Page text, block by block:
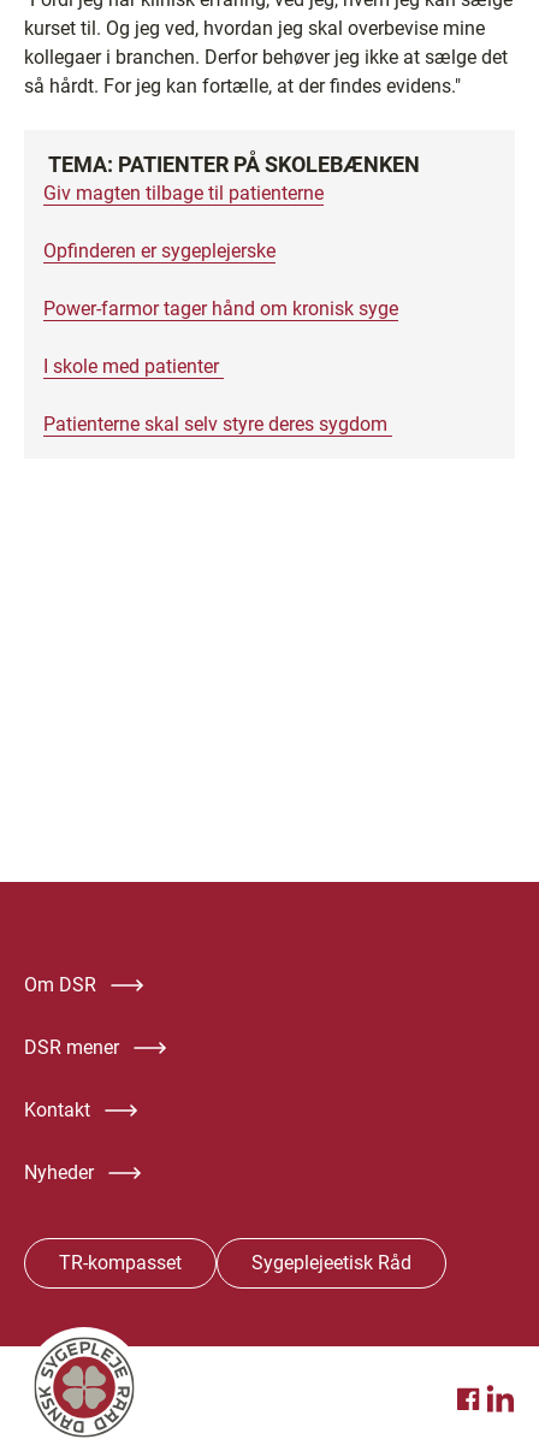
kurset til. Og jeg ved, hvordan jeg skal overbevise mine
kollegaer i branchen. Derfor behøver jeg ikke at sælge det
så hårdt. For jeg kan fortælle, at der findes evidens."
TEMA: PATIENTER PÅ SKOLEBÆNKEN
Giv magten tilbage til patienterne
Opfinderen er sygeplejerske
Power-farmor tager hånd om kronisk syge
I skole med patienter
Patienterne skal selv styre deres sygdom
Om DSR
DSR mener
Kontakt
Nyheder
TR-kompasset Sygeplejeetisk Råd